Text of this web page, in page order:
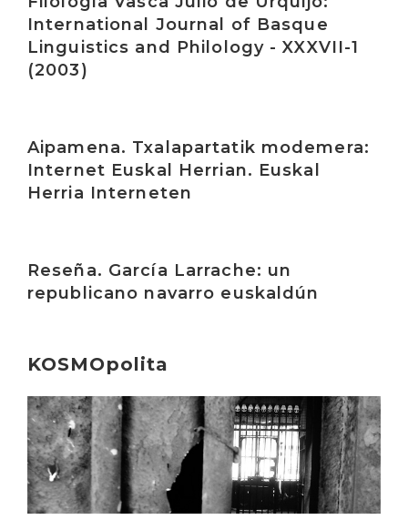
International Journal of Basque
Linguistics and Philology - XXXVII-1
(2003)
Aipamena. Txalapartatik modemera:
Internet Euskal Herrian. Euskal
Herria Interneten
Reseña. García Larrache: un
republicano navarro euskaldún
KOSMOpolita
Irakurri